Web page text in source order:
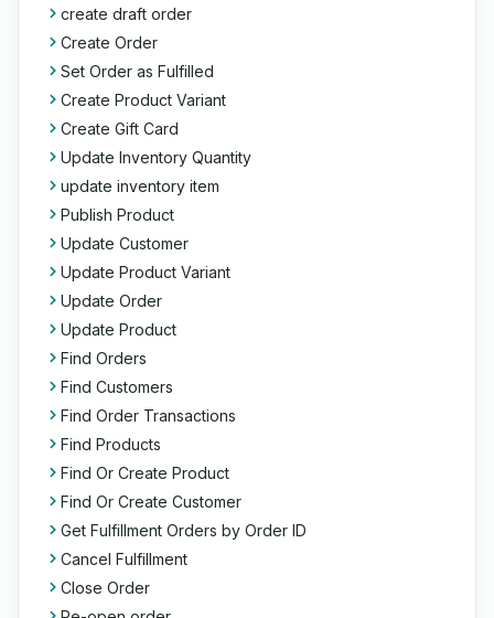
create draft order
Create Order
Set Order as Fulfilled
Create Product Variant
Create Gift Card
Update Inventory Quantity
update inventory item
Publish Product
Update Customer
Update Product Variant
Update Order
Update Product
Find Orders
Find Customers
Find Order Transactions
Find Products
Find Or Create Product
Find Or Create Customer
Get Fulfillment Orders by Order ID
Cancel Fulfillment
Close Order